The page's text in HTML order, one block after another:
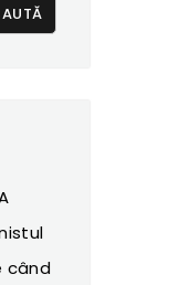
când